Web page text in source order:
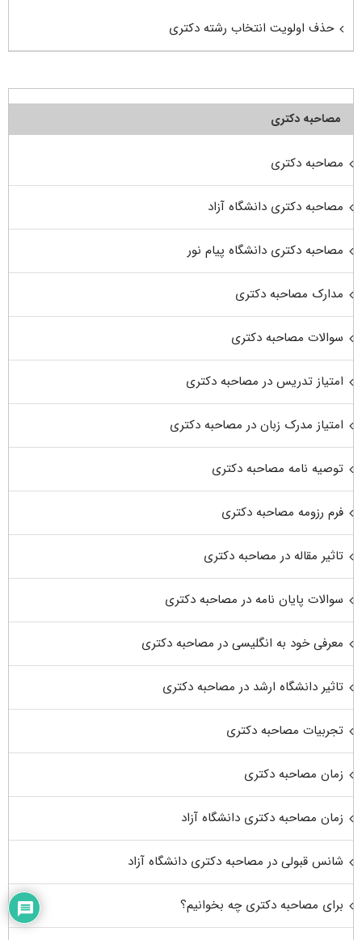
حذف اولویت انتخاب رشته دکتری
مصاحبه دکتری
مصاحبه دکتری
مصاحبه دکتری دانشگاه آزاد
مصاحبه دکتری دانشگاه پیام نور
مدارک مصاحبه دکتری
سوالات مصاحبه دکتری
امتیاز تدریس در مصاحبه دکتری
امتیاز مدرک زبان در مصاحبه دکتری
توصیه نامه مصاحبه دکتری
فرم رزومه مصاحبه دکتری
تاثیر مقاله در مصاحبه دکتری
سوالات پایان نامه در مصاحبه دکتری
معرفی خود به انگلیسی در مصاحبه دکتری
تاثیر دانشگاه ارشد در مصاحبه دکتری
تجربیات مصاحبه دکتری
زمان مصاحبه دکتری
زمان مصاحبه دکتری دانشگاه آزاد
شانس قبولی در مصاحبه دکتری دانشگاه آزاد
برای مصاحبه دکتری چه بخوانیم؟